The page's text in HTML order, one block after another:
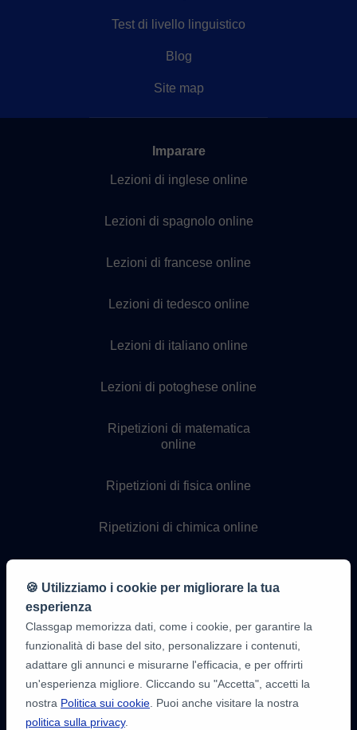
Test di livello linguistico
Blog
Site map
Imparare
Lezioni di inglese online
Lezioni di spagnolo online
Lezioni di francese online
Lezioni di tedesco online
Lezioni di italiano online
Lezioni di potoghese online
Ripetizioni di matematica
online
Ripetizioni di fisica online
Ripetizioni di chimica online
online
🍪 Utilizziamo i cookie per migliorare la tua
esperienza
Classgap memorizza dati, come i cookie, per garantire la
funzionalità di base del sito, personalizzare i contenuti,
adattare gli annunci e misurarne l'efficacia, e per offrirti
un'esperienza migliore. Cliccando su "Accetta", accetti la
nostra Politica sui cookie . Puoi anche visitare la nostra
politica sulla privacy.